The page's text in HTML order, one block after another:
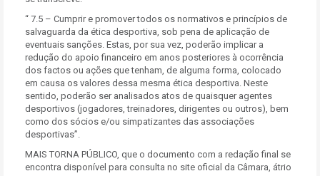
“ 7.5 – Cumprir e promover todos os normativos e princípios de
salvaguarda da ética desportiva, sob pena de aplicação de
eventuais sanções. Estas, por sua vez, poderão implicar a
redução do apoio financeiro em anos posteriores à ocorrência
dos factos ou ações que tenham, de alguma forma, colocado
em causa os valores dessa mesma ética desportiva. Neste
sentido, poderão ser analisados atos de quaisquer agentes
desportivos (jogadores, treinadores, dirigentes ou outros), bem
como dos sócios e/ou simpatizantes das associações
desportivas”.
MAIS TORNA PÚBLICO, que o documento com a redação final se
encontra disponível para consulta no site oficial da Câmara, átrio